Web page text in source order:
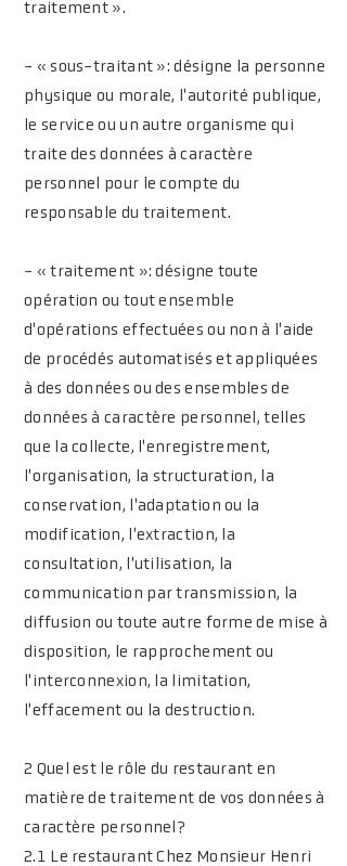
traitement ».
- « sous-traitant »: désigne la personne
physique ou morale, l'autorité publique,
le service ou un autre organisme qui
traite des données à caractère
personnel pour le compte du
responsable du traitement.
- « traitement »: désigne toute
opération ou tout ensemble
d'opérations effectuées ou non à l'aide
de procédés automatisés et appliquées
à des données ou des ensembles de
données à caractère personnel, telles
que la collecte, l'enregistrement,
l'organisation, la structuration, la
conservation, l'adaptation ou la
modification, l'extraction, la
consultation, l'utilisation, la
communication par transmission, la
diffusion ou toute autre forme de mise à
disposition, le rapprochement ou
l'interconnexion, la limitation,
l'effacement ou la destruction.
2 Quel est le rôle du restaurant en
matière de traitement de vos données à
caractère personnel?
2.1 Le restaurant Chez Monsieur Henri